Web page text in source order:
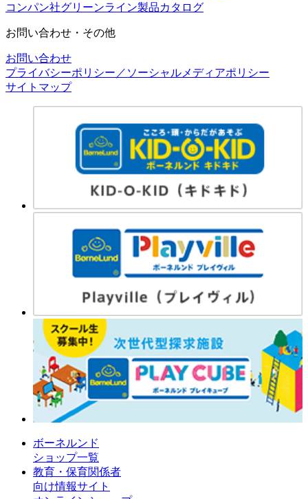
コンパン社グリーンライン製品カタログ
お問い合わせ・その他
お問い合わせ
プライバシーポリシー／ソーシャルメディアポリシー
サイトマップ
ボーネルンド
ショップ一覧
教育・保育関係者
向け情報サイト